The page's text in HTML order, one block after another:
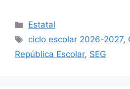
Categorías
Estatal
Etiquetas
ciclo escolar 2026-2027,
República Escolar, SEG